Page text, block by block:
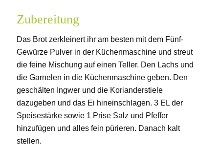
Zubereitung
Das Brot zerkleinert ihr am besten mit dem Fünf-
Gewürze Pulver in der Küchenmaschine und streut
die feine Mischung auf einen Teller. Den Lachs und
die Garnelen in die Küchenmaschine geben. Den
geschälten Ingwer und die Korianderstiele
dazugeben und das Ei hineinschlagen. 3 EL der
Speisestärke sowie 1 Prise Salz und Pfeffer
hinzufügen und alles fein pürieren. Danach kalt
stellen.